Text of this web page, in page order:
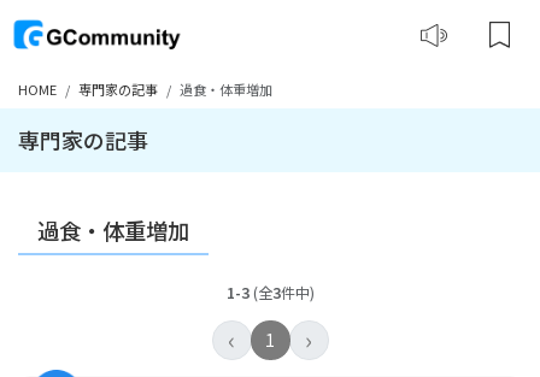
HOME 専門家の記事 過食・体重増加
専門家の記事
過食・体重増加
1-3(全3件中)
‹ 1 ›